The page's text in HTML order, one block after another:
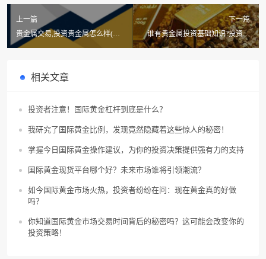
上一篇
贵金属交易,投资贵金属怎么样(什
么叫贵金属交易)
下一篇
谁有贵金属投资基础知识?投资贵
金属基础知识哪里有?
相关文章
投资者注意！国际黄金杠杆到底是什么？
我研究了国际黄金比例，发现竟然隐藏着这些惊人的秘密！
掌握今日国际黄金操作建议，为你的投资决策提供强有力的支持
国际黄金现货平台哪个好？未来市场谁将引领潮流？
如今国际黄金市场火热，投资者纷纷在问：现在黄金真的好做
吗？
你知道国际黄金市场交易时间背后的秘密吗？这可能会改变你的
投资策略！